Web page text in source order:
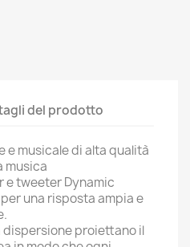
del prodotto
e musicale di alta qualità
musica
e tweeter Dynamic
una risposta ampia e
dispersione proiettano il